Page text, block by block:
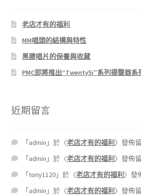
老店才有的福利
MM唱頭的結構與特性
黑膠唱片的保養與收藏
PMC即將推出“Twenty5i”系列揚聲器系
近期留言
「admin 」於〈老店才有的福利 〉發佈
「admin 」於〈老店才有的福利 〉發佈
「tony1120 」於〈老店才有的福利 〉發
「admin 」於〈老店才有的福利 〉發佈